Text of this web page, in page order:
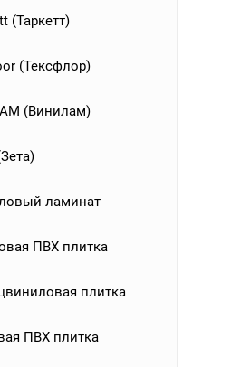
(Таркетт)
(Тексфлор)
(Винилам)
ламинат
ПВХ плитка
плитка
ПВХ плитка